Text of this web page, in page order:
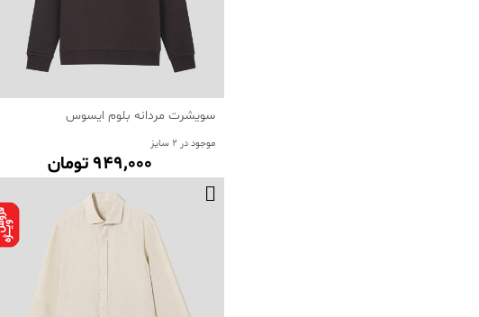
سویشرت مردانه بلوم ایسوس
موجود در 2 سایز
949٬000 تومان